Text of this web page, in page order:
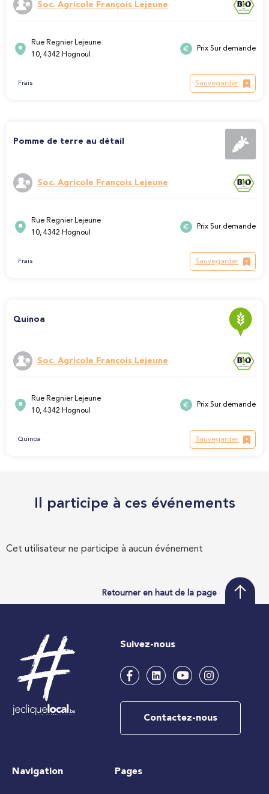
Soc. Agricole François Lejeune
Rue Regnier Lejeune
10, 4342 Hognoul
Prix Sur demande
Frais Sauvegarder
Pomme de terre au détail
Soc. Agricole François Lejeune
Rue Regnier Lejeune
10, 4342 Hognoul
Prix Sur demande
Frais Sauvegarder
Quinoa
Soc. Agricole François Lejeune
Rue Regnier Lejeune
10, 4342 Hognoul
Prix Sur demande
Quinoa Sauvegarder
Il participe à ces événements
Cet utilisateur ne participe à aucun événement
Retourner en haut de la page
Suivez-nous
Contactez-nous
Navigation Pages